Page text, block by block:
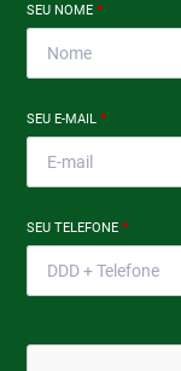
SEU NOME*
SEU E-MAIL*
SEU TELEFONE*